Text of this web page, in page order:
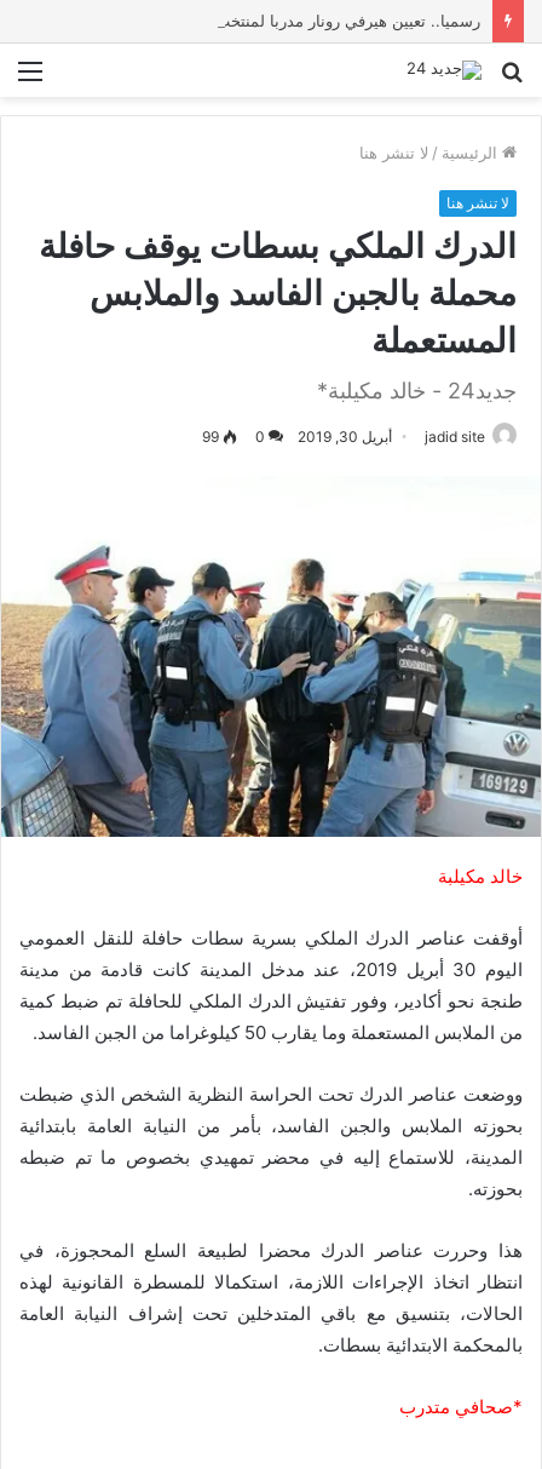
رسميا.. تعيين هيرفي رونار مدربا لمنتخب كوت ديفوار
بحث
الرئيسية / لا تنشر هنا
لا تنشر هنا
الدرك الملكي بسطات يوقف حافلة
محملة بالجبن الفاسد والملابس
المستعملة
جديد24 - خالد مكيلبة*
jadid site أبريل 30, 2019 0
99
خالد مكيلبة
أوقفت عناصر الدرك الملكي بسرية سطات حافلة للنقل العمومي
اليوم 30 أبريل 2019، عند مدخل المدينة كانت قادمة من مدينة
طنجة نحو أكادير، وفور تفتيش الدرك الملكي للحافلة تم ضبط كمية
من الملابس المستعملة وما يقارب 50 كيلوغراما من الجبن الفاسد.
ووضعت عناصر الدرك تحت الحراسة النظرية الشخص الذي ضبطت
بحوزته الملابس والجبن الفاسد، بأمر من النيابة العامة بابتدائية
المدينة، للاستماع إليه في محضر تمهيدي بخصوص ما تم ضبطه
بحوزته.
هذا وحررت عناصر الدرك محضرا لطبيعة السلع المحجوزة، في
انتظار اتخاذ الإجراءات اللازمة، استكمالا للمسطرة القانونية لهذه
الحالات، بتنسيق مع باقي المتدخلين تحت إشراف النيابة العامة
بالمحكمة الابتدائية بسطات.
*صحافي متدرب